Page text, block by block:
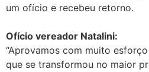
um ofício e recebeu retorno.
Ofício vereador Natalini:
“Aprovamos com muito esforço
que se transformou no maior